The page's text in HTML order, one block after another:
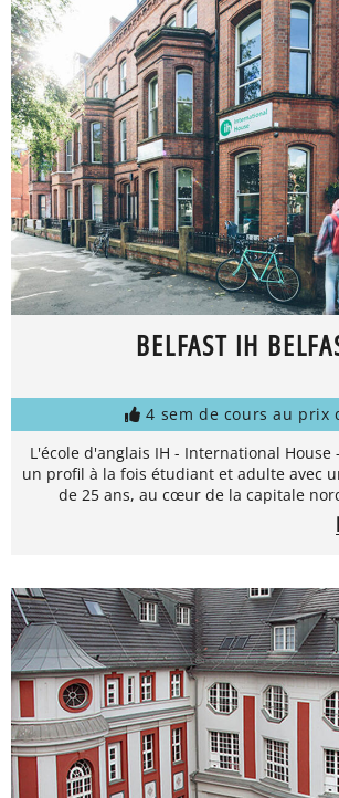
BELFAST IH
4 sem de cours au prix
L'école d'anglais IH - International House
un profil à la fois étudiant et adulte avec
de 25 ans, au cœur de la capitale